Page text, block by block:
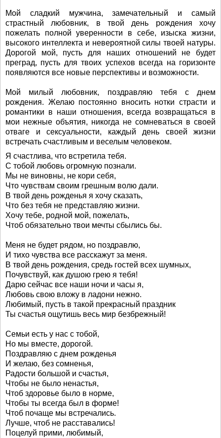
Мой сладкий мужчина, замечательный и самый
страстный любовник, в твой день рождения хочу
пожелать полной уверенности в себе, изыска жизни,
высокого интеллекта и невероятной силы твоей натуры.
Дорогой мой, пусть для наших отношений не будет
преград, пусть для твоих успехов всегда на горизонте
появляются все новые перспективы и возможности.
Мой милый любовник, поздравляю тебя с днем
рождения. Желаю постоянно вносить нотки страсти и
романтики в наши отношения, всегда возвращаться в
мои нежные объятия, никогда не сомневаться в своей
отваге и сексуальности, каждый день своей жизни
встречать счастливым и веселым человеком.
Я счастлива, что встретила тебя.
С тобой любовь огромную познали.
Мы не виновны, не кори себя,
Что чувствам своим грешным волю дали.
В твой день рожденья я хочу сказать,
Что без тебя не представляю жизни.
Хочу тебе, родной мой, пожелать,
Чтоб обязательно твои мечты сбылись бы.
Меня не будет рядом, но поздравлю,
И тихо чувства все расскажут за меня.
В твой день рождения, средь гостей всех шумных,
Почувствуй, как душою грею я тебя!
Дарю сейчас все наши ночи и часы я,
Любовь свою вложу в ладони нежно.
Любимый, пусть в такой прекрасный праздник
Ты счастья ощутишь весь мир безбрежный!
Семьи есть у нас с тобой,
Но мы вместе, дорогой.
Поздравляю с днем рожденья
И желаю, без сомненья,
Радости большой и счастья,
Чтобы не было ненастья,
Чтоб здоровье было в норме,
Чтобы ты всегда был в форме!
Чтоб почаще мы встречались.
Лучше, чтоб не расставались!
Поцелуй прими, любимый,